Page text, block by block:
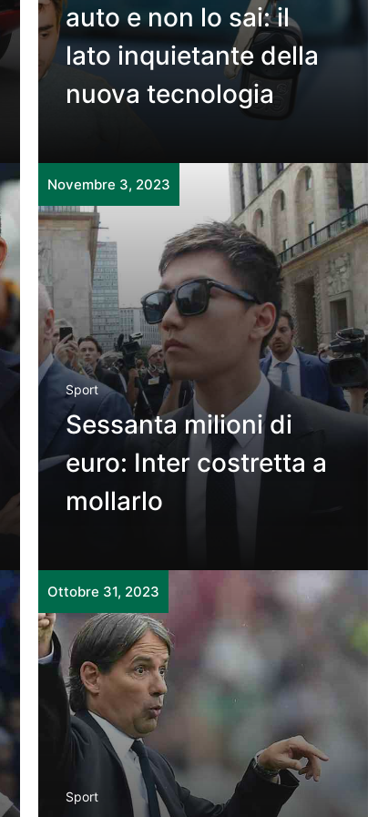
auto e non lo sai: il
lato inquietante della
nuova tecnologia
Novembre 3, 2023
Sport
Sessanta milioni di
euro: Inter costretta a
mollarlo
Ottobre 31, 2023
Sport